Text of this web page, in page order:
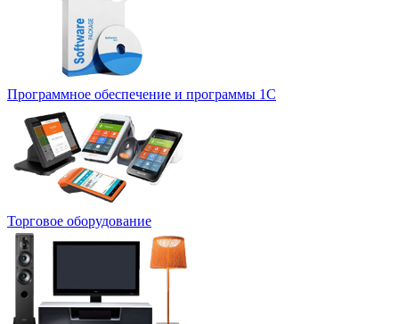
Программное обеспечение и программы 1С
Торговое оборудование